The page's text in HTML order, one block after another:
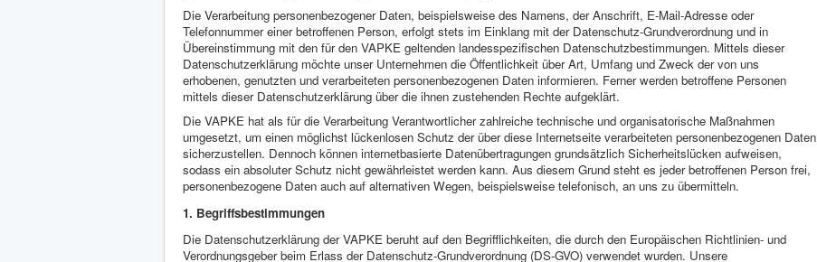
Die Verarbeitung personenbezogener Daten, beispielsweise des Namens, der Anschrift, E-Mail-Adresse oder
Telefonnummer einer betroffenen Person, erfolgt stets im Einklang mit der Datenschutz-Grundverordnung und in
Übereinstimmung mit den für den VAPKE geltenden landesspezifischen Datenschutzbestimmungen. Mittels dieser
Datenschutzerklärung möchte unser Unternehmen die Öffentlichkeit über Art, Umfang und Zweck der von uns
erhobenen, genutzten und verarbeiteten personenbezogenen Daten informieren. Ferner werden betroffene Personen
mittels dieser Datenschutzerklärung über die ihnen zustehenden Rechte aufgeklärt.
Die VAPKE hat als für die Verarbeitung Verantwortlicher zahlreiche technische und organisatorische Maßnahmen
umgesetzt, um einen möglichst lückenlosen Schutz der über diese Internetseite verarbeiteten personenbezogenen Daten
sicherzustellen. Dennoch können internetbasierte Datenübertragungen grundsätzlich Sicherheitslücken aufweisen,
sodass ein absoluter Schutz nicht gewährleistet werden kann. Aus diesem Grund steht es jeder betroffenen Person frei,
personenbezogene Daten auch auf alternativen Wegen, beispielsweise telefonisch, an uns zu übermitteln.
1. Begriffsbestimmungen
Die Datenschutzerklärung der VAPKE beruht auf den Begrifflichkeiten, die durch den Europäischen Richtlinien- und
Verordnungsgeber beim Erlass der Datenschutz-Grundverordnung (DS-GVO) verwendet wurden. Unsere